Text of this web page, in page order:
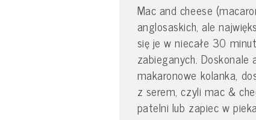
Mac and cheese
anglosaskich, ale
się je w niecałe 30
zabieganych.
makaronowe kolanka,
z serem, czyli mac &
patelni lub zapiec w